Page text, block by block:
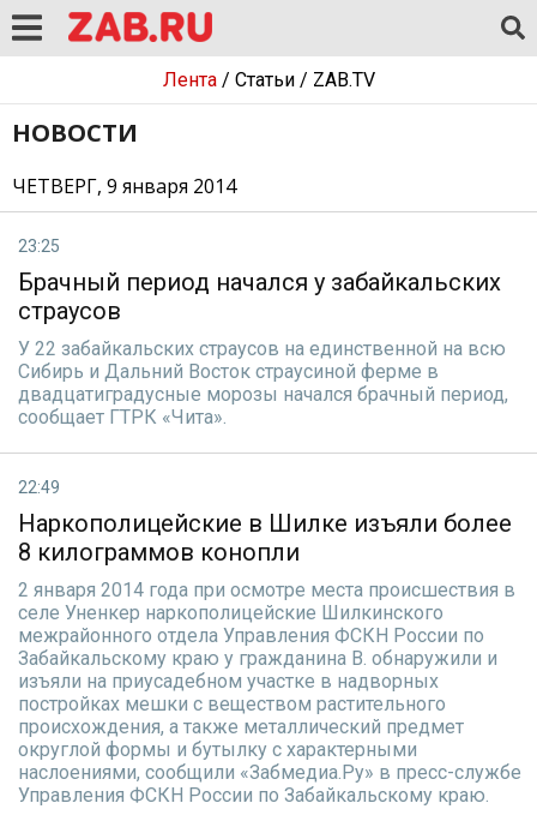
Лента/ Статьи/ ZAB.TV
НОВОСТИ
ЧЕТВЕРГ, 9 января 2014
23:25
Брачный период начался у забайкальских
страусов
У 22 забайкальских страусов на единственной на всю
Сибирь и Дальний Восток страусиной ферме в
двадцатиградусные морозы начался брачный период,
сообщает ГТРК «Чита».
22:49
Наркополицейские в Шилке изъяли более
8 килограммов конопли
2 января 2014 года при осмотре места происшествия в
селе Уненкер наркополицейские Шилкинского
межрайонного отдела Управления ФСКН России по
Забайкальскому краю у гражданина В. обнаружили и
изъяли на приусадебном участке в надворных
постройках мешки с веществом растительного
происхождения, а также металлический предмет
округлой формы и бутылку с характерными
наслоениями, сообщили «Забмедиа.Ру» в пресс-службе
Управления ФСКН России по Забайкальскому краю.